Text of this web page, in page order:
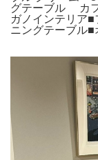
グテーブル カ
ガノインテリア
ニングテーブル■